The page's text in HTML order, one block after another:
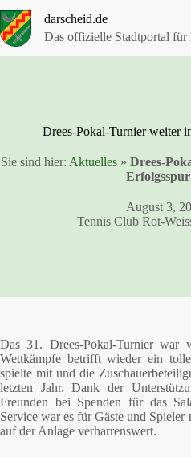
Inhalt
springen
darscheid.de
Das offizielle Stadtportal für
Drees-Pokal-Turnier weiter
Sie sind hier: Aktuelles »Drees-
Erfolgsspur
August 3,
Tennis Club Rot-
Das 31. Drees-Pokal-Turnier war
Wettkämpfe betrifft wieder ein
spielte mit und die
letzten Jahr. Dank der
Freunden bei Spenden für das
Service war es für Gäste und
auf der Anlage verharrenswert.